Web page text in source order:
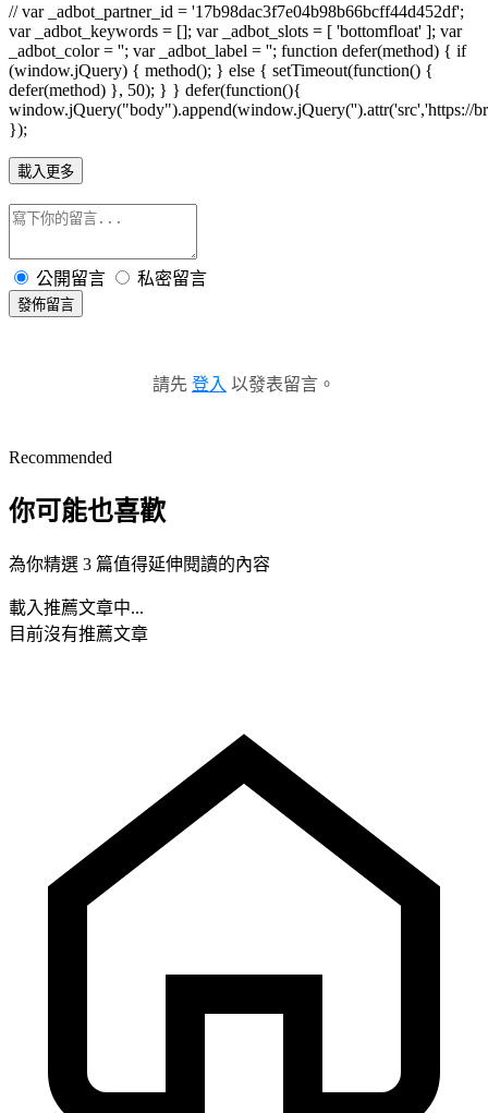
// var _adbot_partner_id = '17b98dac3f7e04b98b66bcff44d452df';
var _adbot_keywords = []; var _adbot_slots = [ 'bottomfloat' ]; var
_adbot_color = ''; var _adbot_label = ''; function defer(method) { if
(window.jQuery) { method(); } else { setTimeout(function() {
defer(method) }, 50); } } defer(function(){
window.jQuery("body").append(window.jQuery('').attr('src','https://
});
載入更多
公開留言 私密留言
發佈留言
請先 登入 以發表留言。
Recommended
你可能也喜歡
為你精選 3 篇值得延伸閱讀的內容
載入推薦文章中...
目前沒有推薦文章